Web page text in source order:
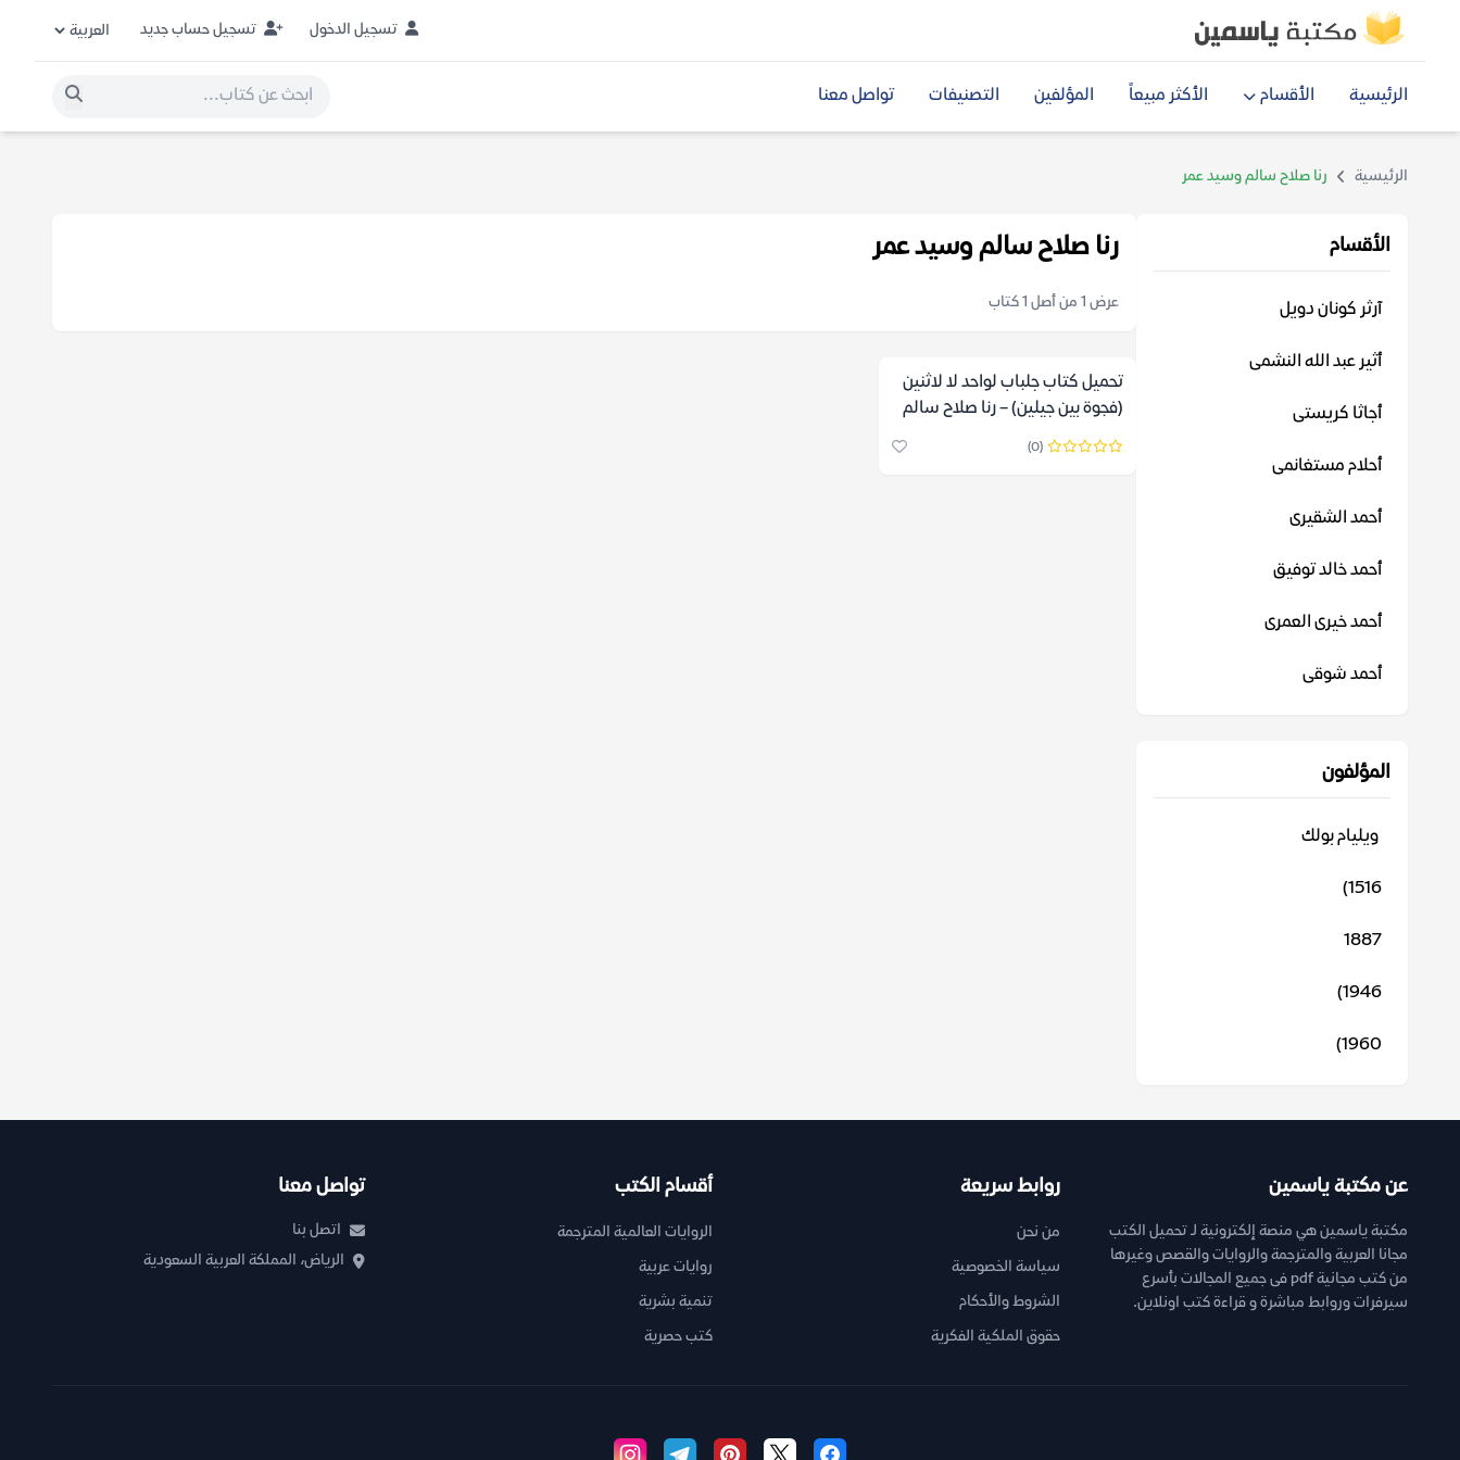
تسجيل الدخول تسجيل حساب جديد
الرئيسية الأقسام الأكثر مبيعاً المؤلفين التصنيفات تواصل معنا
الرئيسية رنا صلاح سالم وسيد عمر
الأقسام
آرثر كونان دويل
أثير عبد الله النشمى
أجاثا كريستى
أحلام مستغانمى
أحمد الشقيرى
أحمد خالد توفيق
أحمد خيرى العمرى
أحمد شوقى
المؤلفون
‬ ويليام بولك
1516)
1887
1946)
1960)
رنا صلاح سالم وسيد عمر
عرض 1 من أصل 1 كتاب
تحميل كتاب جلباب لواحد لا لاثنين
(فجوة بين جيلين) – رنا صلاح سالم
وسيد عمر
(0)
عن مكتبة ياسمين
مكتبة ياسمين هي منصة إلكترونية لـ تحميل الكتب
مجانا العربية والمترجمة والروايات والقصص وغيرها
من كتب مجانية pdf فى جميع المجالات بأسرع
سيرفرات وروابط مباشرة و قراءة كتب اونلاين.
روابط سريعة
من نحن
سياسة الخصوصية
الشروط والأحكام
حقوق الملكية الفكرية
أقسام الكتب
الروايات العالمية المترجمة
روايات عربية
تنمية بشرية
كتب حصرية
تواصل معنا
اتصل بنا
الرياض، المملكة العربية السعودية